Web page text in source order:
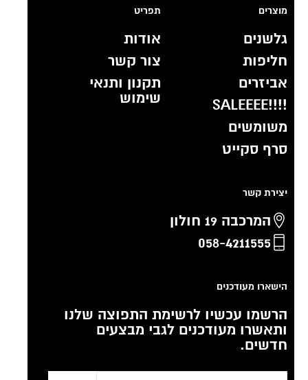
מוצרים
גלשנים
חליפות
אביזרים
!!!!SALEEEE
משומשים
סרף סקייט
תפריט
אודות
צור קשר
תקנון ותנאי
שימוש
יצירת קשר
המרכבה 19 חולון
058-4211555
הישארו מעודכנים
הרשמו עכשיו לרשימת התפוצה שלנו
ותאשרו מעודכנים לגבי מבצעים
חדשים.